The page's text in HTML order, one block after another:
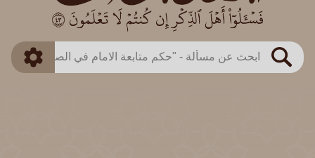
بحث
بن باز
بن العثيمين
الألباني
الفوزان
اللجنة الدائمة
ذكي
مطابق